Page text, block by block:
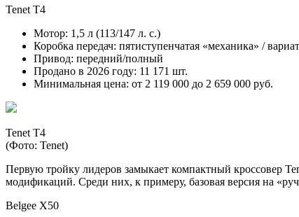
Tenet T4
Мотор: 1,5 л (113/147 л. с.)
Коробка передач: пятиступенчатая «механика» /
Привод: передний/полный
Продано в 2026 году: 11 171 шт.
Минимальная цена: от 2 119 000 до 2 659 000 руб.
Tenet T4
(Фото: Tenet)
Первую тройку лидеров замыкает компактный кроссовер
модификаций. Среди них, к примеру, базовая версия на
Belgee X50